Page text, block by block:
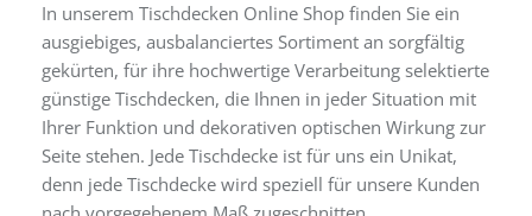
In unserem Tischdecken Online Shop finden Sie ein
ausgiebiges, ausbalanciertes Sortiment an sorgfältig
gekürten, für ihre hochwertige Verarbeitung selektierte
günstige Tischdecken, die Ihnen in jeder Situation mit
Ihrer Funktion und dekorativen optischen Wirkung zur
Seite stehen. Jede Tischdecke ist für uns ein Unikat,
denn jede Tischdecke wird speziell für unsere Kunden